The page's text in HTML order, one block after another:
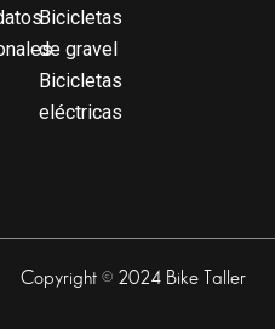
Bicicletas
de gravel
Bicicletas
eléctricas
Copyright © 2024 Bike Taller